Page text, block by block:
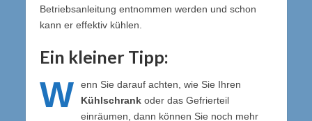
Betriebsanleitung entnommen werden und schon
kann er effektiv kühlen.
Ein kleiner Tipp:
W
enn Sie darauf achten, wie Sie Ihren
Kühlschrankoder das Gefrierteil
einräumen, dann können Sie noch mehr